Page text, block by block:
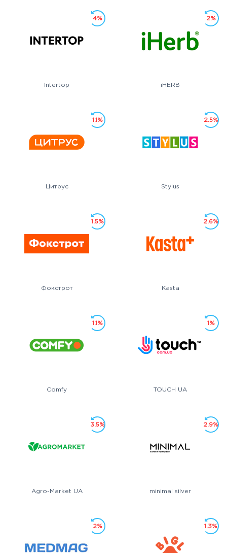
Intertop
4%
iHERB
2%
Цитрус
1.1%
Stylus
2.5%
Фокстрот
1.5%
Kasta
2.6%
Comfy
1.1%
TOUCH UA
1%
Agro-Market UA
3.5%
minimal silver
2.9%
2% 1.3%